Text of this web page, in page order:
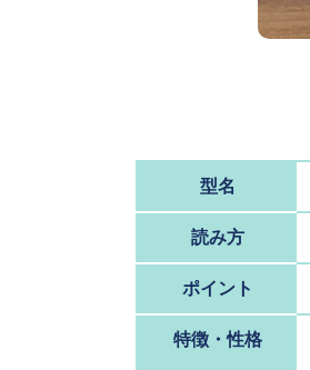
型名
読み方
ポイント
特徴・性格